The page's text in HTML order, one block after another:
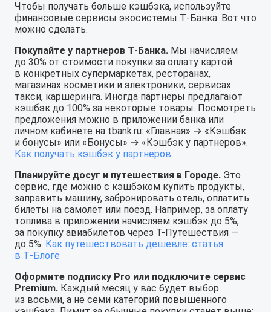
Чтобы получать больше кэшбэка, используйте
финансовые сервисы экосистемы Т‑Банка. Вот что
можно сделать.
Покупайте у партнеров Т‑Банка. Мы начисляем
до 30% от стоимости покупки за оплату картой
в конкретных супермаркетах, ресторанах,
магазинах косметики и электроники, сервисах
такси, каршеринга. Иногда партнеры предлагают
кэшбэк до 100% за некоторые товары. Посмотреть
предложения можно в приложении банка или
личном кабинете на tbank.ru: «Главная» → «Кэшбэк
и бонусы» или «Бонусы» → «Кэшбэк у партнеров».
Как получать кэшбэк у партнеров
Планируйте досуг и путешествия в Городе. Это
сервис, где можно с кэшбэком купить продукты,
заправить машину, забронировать отель, оплатить
билеты на самолет или поезд. Например, за оплату
топлива в приложении начисляем кэшбэк до 5%,
за покупку авиабилетов через Т⁠-⁠Путешествия —
до 5%. Как путешествовать дешевле: статья
в Т‑Блоге
Оформите подписку Pro или подключите сервис
Premium. Каждый месяц у вас будет выбор
из восьми, а не семи категорий повышенного